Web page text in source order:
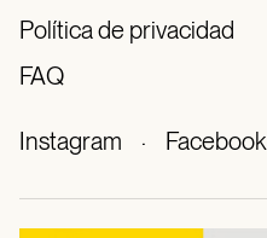
Política de privacidad
FAQ
Instagram · Facebook